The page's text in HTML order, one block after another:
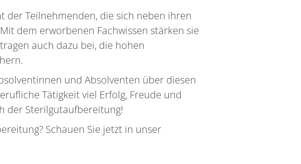
der Teilnehmenden, die sich neben ihren
dem erworbenen Fachwissen stärken sie
auch dazu bei, die hohen
und Absolventen über diesen
Tätigkeit viel Erfolg, Freude und
der Sterilgutaufbereitung!
Schauen Sie jetzt in unser